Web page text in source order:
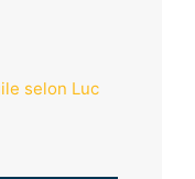
selon Luc